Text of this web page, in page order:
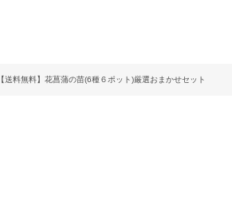
【送料無料】花菖蒲の苗(6種６ポット)厳選おまかせセット